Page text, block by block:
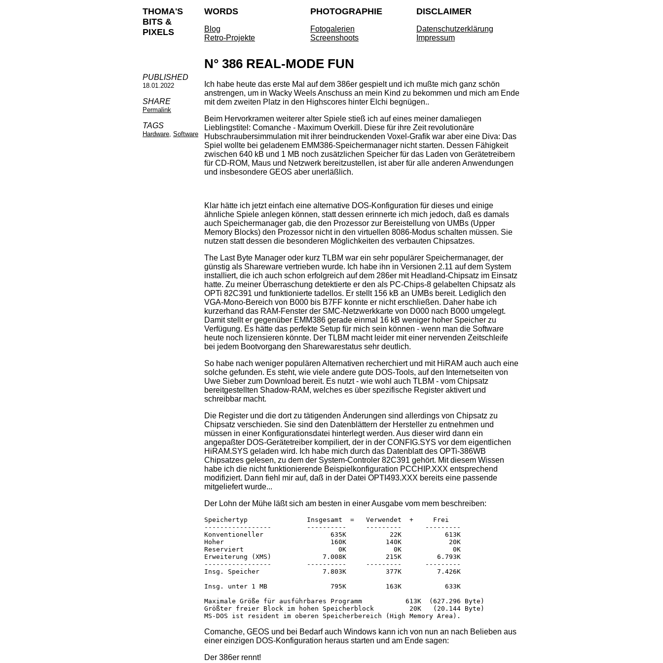
THOMA'S
BITS &
PIXELS
WORDS
Blog
Retro-Projekte
PHOTOGRAPHIE
Fotogalerien
Screenshoots
DISCLAIMER
Datenschutzerklärung
Impressum
PUBLISHED
18.01.2022
SHARE
Permalink
TAGS
Hardware, Software
N° 386 REAL-MODE FUN
Ich habe heute das erste Mal auf dem 386er gespielt und ich mußte mich ganz schön
anstrengen, um in Wacky Weels Anschuss an mein Kind zu bekommen und mich am Ende
mit dem zweiten Platz in den Highscores hinter Elchi begnügen..
Beim Hervorkramen weiterer alter Spiele stieß ich auf eines meiner damaliegen
Lieblingstitel: Comanche - Maximum Overkill. Diese für ihre Zeit revolutionäre
Hubschraubersimmulation mit ihrer beindruckenden Voxel-Grafik war aber eine Diva: Das
Spiel wollte bei geladenem EMM386-Speichermanager nicht starten. Dessen Fähigkeit
zwischen 640 kB und 1 MB noch zusätzlichen Speicher für das Laden von Gerätetreibern
für CD-ROM, Maus und Netzwerk bereitzustellen, ist aber für alle anderen Anwendungen
und insbesondere GEOS aber unerläßlich.
Klar hätte ich jetzt einfach eine alternative DOS-Konfiguration für dieses und einige
ähnliche Spiele anlegen können, statt dessen erinnerte ich mich jedoch, daß es damals
auch Speichermanager gab, die den Prozessor zur Bereistellung von UMBs (Upper
Memory Blocks) den Prozessor nicht in den virtuellen 8086-Modus schalten müssen. Sie
nutzen statt dessen die besonderen Möglichkeiten des verbauten Chipsatzes.
The Last Byte Manager oder kurz TLBM war ein sehr populärer Speichermanager, der
günstig als Shareware vertrieben wurde. Ich habe ihn in Versionen 2.11 auf dem System
installiert, die ich auch schon erfolgreich auf dem 286er mit Headland-Chipsatz im Einsatz
hatte. Zu meiner Überraschung detektierte er den als PC-Chips-8 gelabelten Chipsatz als
OPTi 82C391 und funktionierte tadellos. Er stellt 156 kB an UMBs bereit. Lediglich den
VGA-Mono-Bereich von B000 bis B7FF konnte er nicht erschließen. Daher habe ich
kurzerhand das RAM-Fenster der SMC-Netzwerkkarte von D000 nach B000 umgelegt.
Damit stellt er gegenüber EMM386 gerade einmal 16 kB weniger hoher Speicher zu
Verfügung. Es hätte das perfekte Setup für mich sein können - wenn man die Software
heute noch lizensieren könnte. Der TLBM macht leider mit einer nervenden Zeitschleife
bei jedem Bootvorgang den Sharewarestatus sehr deutlich.
So habe nach weniger populären Alternativen recherchiert und mit HiRAM auch auch eine
solche gefunden. Es steht, wie viele andere gute DOS-Tools, auf den Internetseiten von
Uwe Sieber zum Download bereit. Es nutzt - wie wohl auch TLBM - vom Chipsatz
bereitgestellten Shadow-RAM, welches es über spezifische Register aktivert und
schreibbar macht.
Die Register und die dort zu tätigenden Änderungen sind allerdings von Chipsatz zu
Chipsatz verschieden. Sie sind den Datenblättern der Hersteller zu entnehmen und
müssen in einer Konfigurationsdatei hinterlegt werden. Aus dieser wird dann ein
angepaßter DOS-Gerätetreiber kompiliert, der in der CONFIG.SYS vor dem eigentlichen
HiRAM.SYS geladen wird. Ich habe mich durch das Datenblatt des OPTi-386WB
Chipsatzes gelesen, zu dem der System-Controler 82C391 gehört. Mit diesem Wissen
habe ich die nicht funktionierende Beispielkonfiguration PCCHIP.XXX entsprechend
modifiziert. Dann fiehl mir auf, daß in der Datei OPTI493.XXX bereits eine passende
mitgeliefert wurde...
Der Lohn der Mühe läßt sich am besten in einer Ausgabe vom mem beschreiben:
Speichertyp               Insgesamt  =   Verwendet  +     Frei
-----------------         ----------     ---------      ---------
Konventioneller                 635K           22K           613K
Hoher                           160K          140K            20K
Reserviert                        0K            0K             0K
Erweiterung (XMS)             7.008K          215K         6.793K
-----------------         ----------     ---------      ---------
Insg. Speicher                7.803K          377K         7.426K
Insg. unter 1 MB                795K          163K           633K
Maximale Größe für ausführbares Programm           613K  (627.296 Byte)
Größter freier Block im hohen Speicherblock         20K   (20.144 Byte)
Comanche, GEOS und bei Bedarf auch Windows kann ich von nun an nach Belieben aus
einer einzigen DOS-Konfiguration heraus starten und am Ende sagen:
Der 386er rennt!